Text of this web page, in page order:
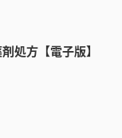
処方【電子版】